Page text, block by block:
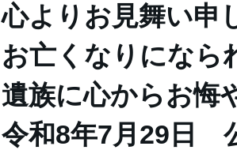
心よりお見舞い申
お亡くなりになら
遺族に心からお悔
令和8年7月29日